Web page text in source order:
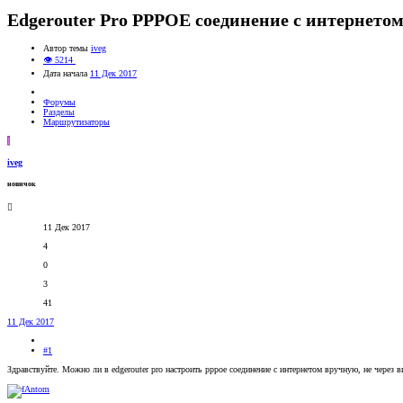
Edgerouter Pro PPPOE соединение с
Автор темы iveg
👁 5214
Дата начала 11 Дек 2017
Форумы
Разделы
Маршрутизаторы
I
iveg
новичок
11 Дек 2017
4
0
3
41
11 Дек 2017
#1
Здравствуйте. Можно ли в edgerouter pro настроить pppoe соединение с интернетом вручную, не через